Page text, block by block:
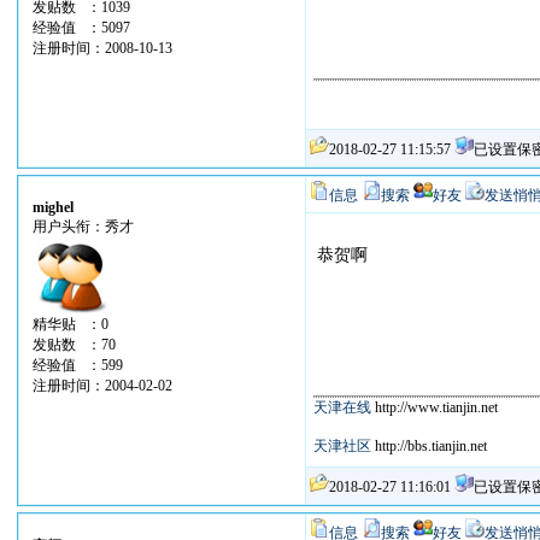
发贴数 ：1039
经验值 ：5097
注册时间：2008-10-13
2018-02-27 11:15:57 已设置保
mighel
用户头衔：秀才
精华贴 ：0
发贴数 ：70
经验值 ：599
注册时间：2004-02-02
信息 搜索 好友 发送悄
恭贺啊
天津在线http://www.tianjin.net
天津社区 http://bbs.tianjin.net
2018-02-27 11:16:01 已设置保
信息 搜索 好友 发送悄